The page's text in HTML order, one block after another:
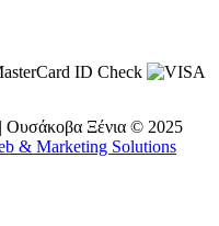
Ουσάκοβα Ξένια © 2025
& Marketing Solutions